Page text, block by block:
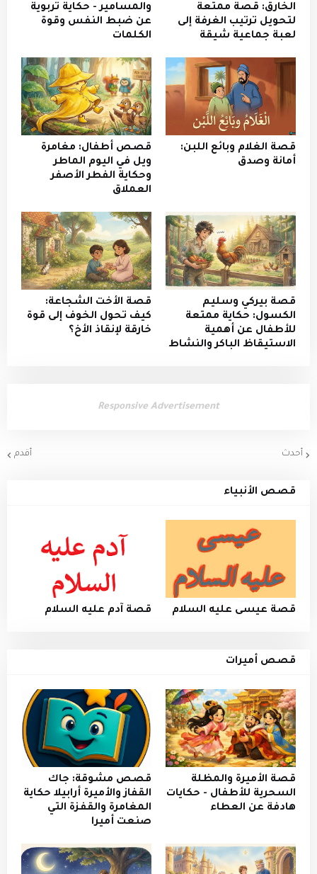
الخارق: قصة ممتعة
لتحويل ترتيب الغرفة إلى
لعبة جماعية شيقة
والمسامير - حكاية تربوية
عن ضبط النفس وقوة
الكلمات
قصة الغلام وبائع اللبن:
أمانة وصدق
قصص أطفال: مغامرة
ويل في اليوم الماطر
وحكاية الفطر الأصفر
العملاق
قصة بيركي وسليم
الكسول: حكاية ممتعة
للأطفال عن أهمية
الاستيقاظ الباكر والنشاط
​قصة الأخت الشجاعة:
كيف تحول الخوف إلى قوة
خارقة لإنقاذ الأخ؟
Responsive Advertisement
أحدث أقدم
قصص الأنبياء
قصة عيسى عليه السلام قصة آدم عليه السلام
قصص أميرات
قصة الأميرة والمظلة
السحرية للأطفال - حكايات
هادفة عن العطاء
قصص مشوقة: جاك
القفاز والأميرة أرابيلا حكاية
المغامرة والقفزة التي
صنعت أميرا